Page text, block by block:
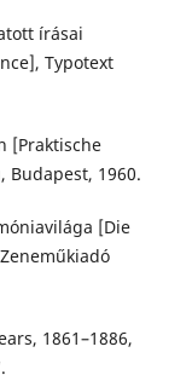
írásai
Typotext
[Praktische
Budapest, 1960.
[Die
1861–1886,